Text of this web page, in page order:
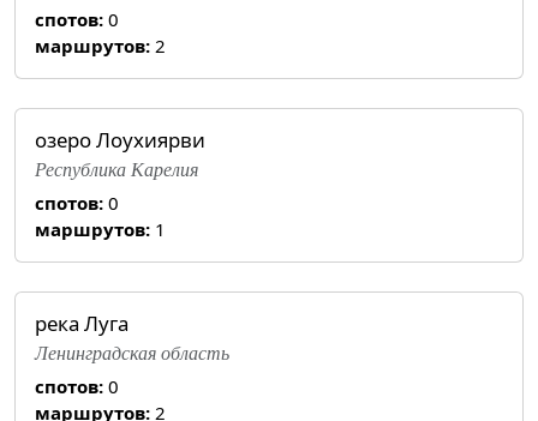
спотов: 0
маршрутов: 2
озеро Лоухиярви
Республика Карелия
спотов: 0
маршрутов: 1
река Луга
Ленинградская область
спотов: 0
маршрутов: 2